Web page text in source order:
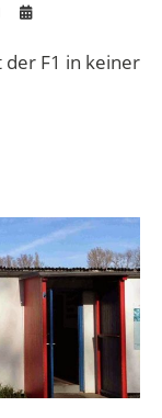
der F1 in keiner